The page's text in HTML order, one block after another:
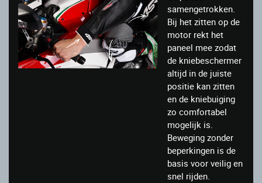
samengetrokken.
Bij het zitten op de
motor rekt het
paneel mee zodat
de kniebeschermer
altijd in de juiste
positie kan zitten
en de kniebuiging
zo comfortabel
mogelijk is.
Beweging zonder
beperkingen is de
basis voor veilig en
snel rijden.